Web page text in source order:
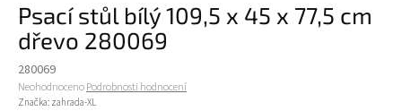
Psací stůl bílý 109,5 x 45 x 77,5 cm
dřevo 280069
280069
Průměrné hodnocení produktu je 0,0 z 5 hvězdiček.
NeohodnocenoPodrobnosti hodnocení
Značka: zahrada-XL